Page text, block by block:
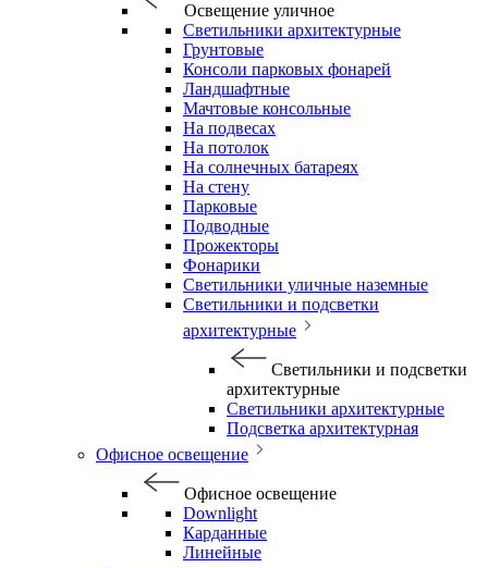
Освещение уличное
Светильники архитектурные
Грунтовые
Консоли парковых фонарей
Ландшафтные
Мачтовые консольные
На подвесах
На потолок
На солнечных батареях
На стену
Парковые
Подводные
Прожекторы
Фонарики
Светильники уличные наземные
Светильники и подсветки
архитектурные
Светильники и подсветки
архитектурные
Светильники архитектурные
Подсветка архитектурная
Офисное освещение
Офисное освещение
Downlight
Карданные
Линейные